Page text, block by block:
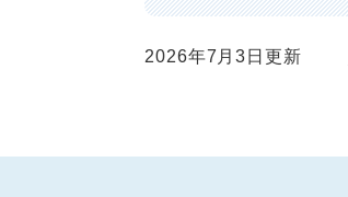
2026年7月3日更新